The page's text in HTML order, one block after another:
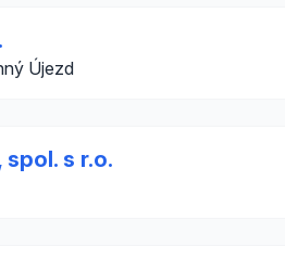
Újezd
spol. s r.o.